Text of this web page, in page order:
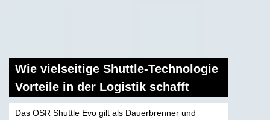
Wie vielseitige Shuttle-Technologie
Vorteile in der Logistik schafft
Das OSR Shuttle Evo gilt als Dauerbrenner und